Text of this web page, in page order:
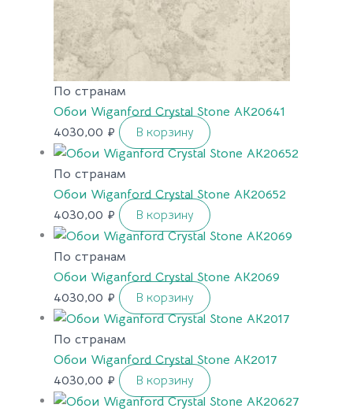
По странам
Обои Wiganford Crystal Stone AK20641
4030,00 ₽ В корзину
По странам
Обои Wiganford Crystal Stone AK20652
4030,00 ₽ В корзину
По странам
Обои Wiganford Crystal Stone AK2069
4030,00 ₽ В корзину
По странам
Обои Wiganford Crystal Stone AK2017
4030,00 ₽ В корзину